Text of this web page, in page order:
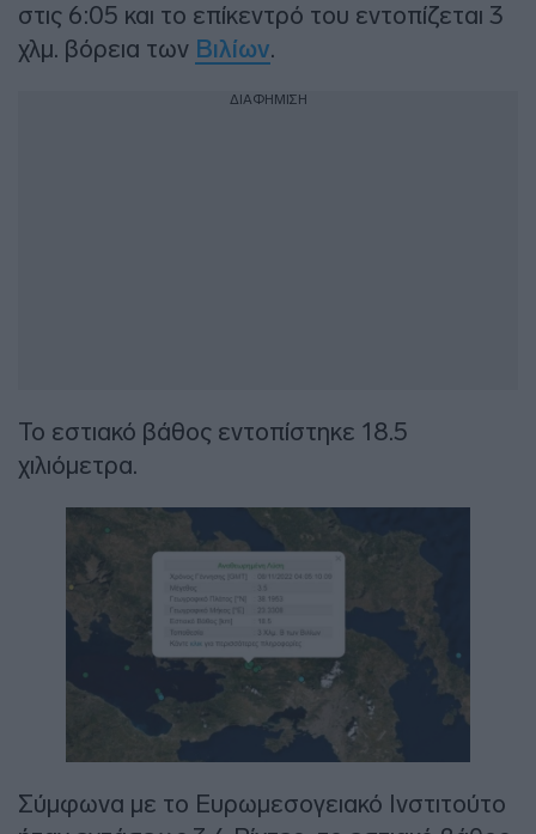
στις 6:05 και το επίκεντρό του εντοπίζεται 3
χλμ. βόρεια των Βιλίων.
ΔΙΑΦΗΜΙΣΗ
Το εστιακό βάθος εντοπίστηκε 18.5
χιλιόμετρα.
Σύμφωνα με το Ευρωμεσογειακό Ινστιτούτο